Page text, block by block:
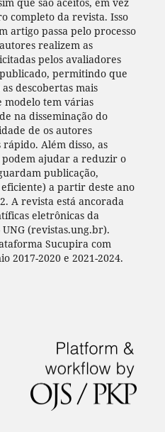
completo da revista. Isso
artigo passa pelo processo
realizem as
pelos avaliadores
permitindo que
descobertas mais
modelo tem várias
na disseminação do
de os autores
Além disso, as
ajudar a reduzir o
publicação,
a partir deste ano
A revista está ancorada
eletrônicas da
(revistas.ung.br).
Sucupira com
2017-2020 e 2021-2024.